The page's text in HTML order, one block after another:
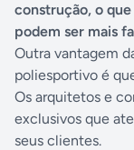
construção, o
podem ser mais
Outra vantagem
poliesportivo é
Os arquitetos e
exclusivos que
seus clientes.